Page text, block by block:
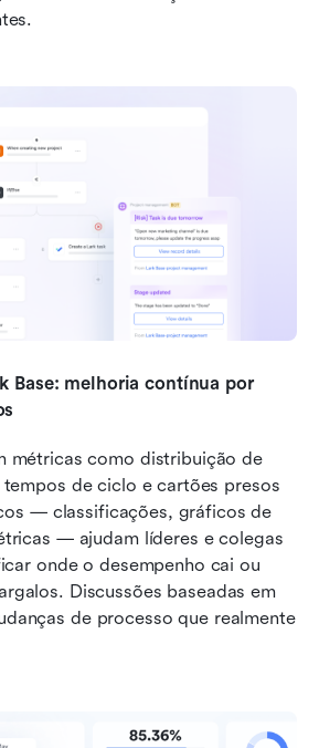
Base: melhoria contínua por
métricas como distribuição de
de ciclo e cartões presos
— classificações, gráficos de
— ajudam líderes e colegas
onde o desempenho cai ou
Discussões baseadas em
de processo que realmente